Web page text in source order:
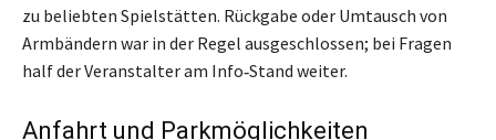
zu beliebten Spielstätten. Rückgabe oder Umtausch von
Armbändern war in der Regel ausgeschlossen; bei Fragen
half der Veranstalter am Info‑Stand weiter.
Anfahrt und Parkmöglichkeiten